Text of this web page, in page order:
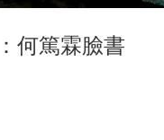
何篤霖臉書